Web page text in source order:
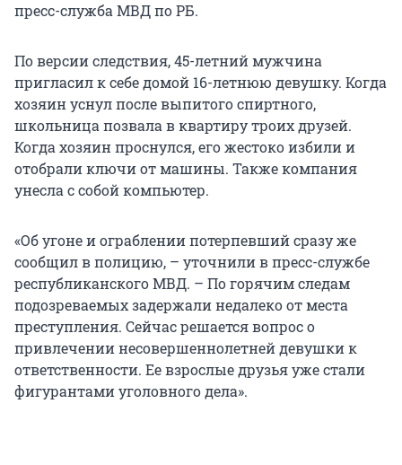
пресс-служба МВД по РБ.
По версии следствия, 45-летний мужчина
пригласил к себе домой 16-летнюю девушку. Когда
хозяин уснул после выпитого спиртного,
школьница позвала в квартиру троих друзей.
Когда хозяин проснулся, его жестоко избили и
отобрали ключи от машины. Также компания
унесла с собой компьютер.
«Об угоне и ограблении потерпевший сразу же
сообщил в полицию, – уточнили в пресс-службе
республиканского МВД. – По горячим следам
подозреваемых задержали недалеко от места
преступления. Сейчас решается вопрос о
привлечении несовершеннолетней девушки к
ответственности. Ее взрослые друзья уже стали
фигурантами уголовного дела».